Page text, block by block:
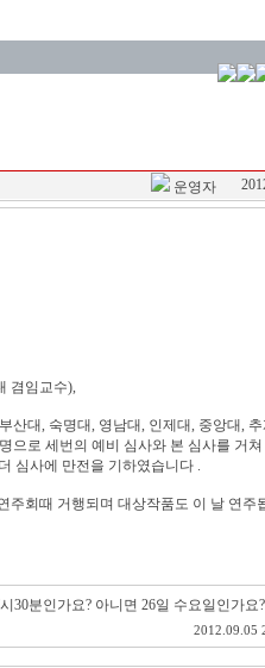
운영자
겸임교수),
산대, 숙명대, 영남대, 인제대, 중앙대,
으로 세번의 예비 심사와 본 심사를 거쳐
심사에 만전을 기하였습니다 .
주회때 거행되며 대상작품도 이 날 연주
30분인가요? 아니면 26일 수요일인가요?
2012.09.05